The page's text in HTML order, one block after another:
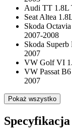
Audi TT 1.8L
Seat Altea
Skoda
2007-2008
Skoda
2007
VW Golf VI
VW Passat
2007
Pokaż wszystko
Specyfikacja